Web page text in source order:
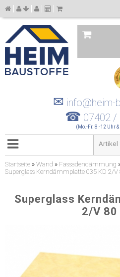
✉ info@heim-
☎ 07402 /
(Mo.-Fr. 8 -12 Uhr
Startseite » Wand » Fassadendämmung
Superglass Kerndämmplatte 035 KD 2/
Superglass
2/V 80